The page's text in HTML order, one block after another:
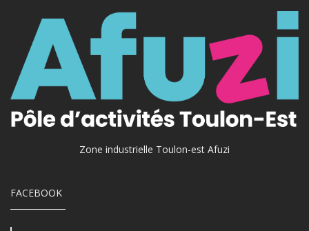
Zone industrielle Toulon-est Afuzi
FACEBOOK